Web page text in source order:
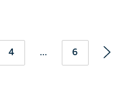
4 ... 6